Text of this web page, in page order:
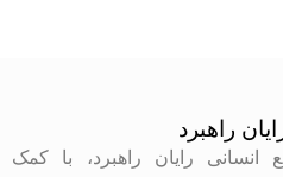
راهبرد، با کمک